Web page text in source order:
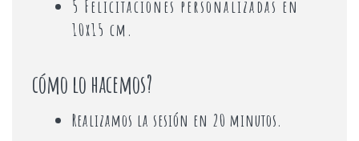
5 Felicitaciones personalizadas en
10x15 cm.
cómo lo hacemos?
Realizamos la sesión en 20 minutos.